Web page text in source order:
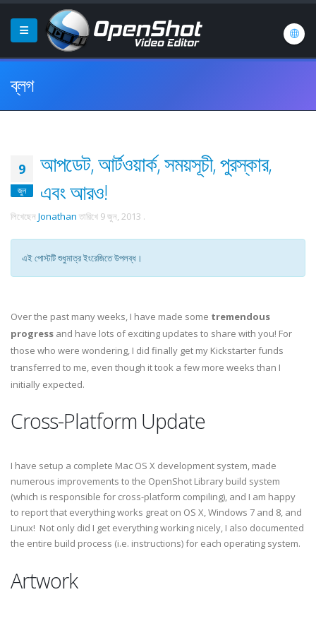
ব্লগ
9
জুন
আপডেট, আর্টওয়ার্ক, সময়সূচী, পুরস্কার,
এবং আরও!
লিখেছেন Jonathan তারিখে 9 জুন, 2013 .
এই পোস্টটি শুধুমাত্র ইংরেজিতে উপলব্ধ।
Over the past many weeks, I have made some tremendous
progress and have lots of exciting updates to share with you! For
those who were wondering, I did finally get my Kickstarter funds
transferred to me, even though it took a few more weeks than I
initially expected.
Cross-Platform Update
I have setup a complete Mac OS X development system, made
numerous improvements to the OpenShot Library build system
(which is responsible for cross-platform compiling), and I am happy
to report that everything works great on OS X, Windows 7 and 8, and
Linux! Not only did I get everything working nicely, I also documented
the entire build process (i.e. instructions) for each operating system.
Artwork